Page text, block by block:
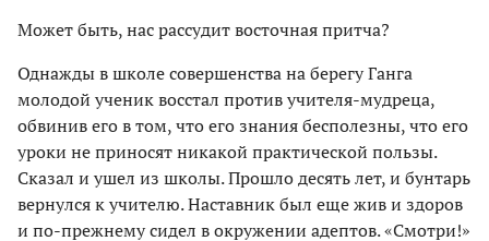
Может быть, нас рассудит восточная притча?
Однажды в школе совершенства на берегу Ганга
молодой ученик восстал против учителя-мудреца,
обвинив его в том, что его знания бесполезны, что его
уроки не приносят никакой практической пользы.
Сказал и ушел из школы. Прошло десять лет, и бунтарь
вернулся к учителю. Наставник был еще жив и здоров
и по-прежнему сидел в окружении адептов. «Смотри!»